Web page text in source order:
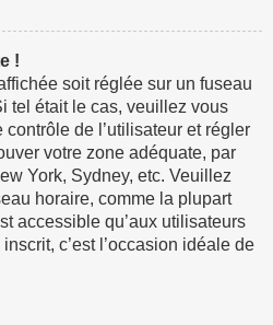
!
soit réglée sur un fuseau
tel était le cas, veuillez vous
de l’utilisateur et régler
votre zone adéquate, par
York, Sydney, etc. Veuillez
horaire, comme la plupart
accessible qu’aux utilisateurs
c’est l’occasion idéale de